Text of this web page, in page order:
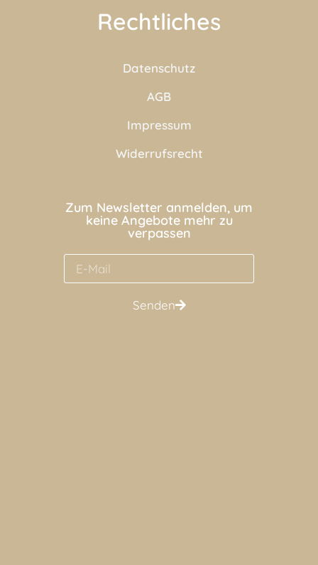
Rechtliches
Datenschutz
AGB
Impressum
Widerrufsrecht
Zum Newsletter anmelden, um
keine Angebote mehr zu
verpassen
Senden